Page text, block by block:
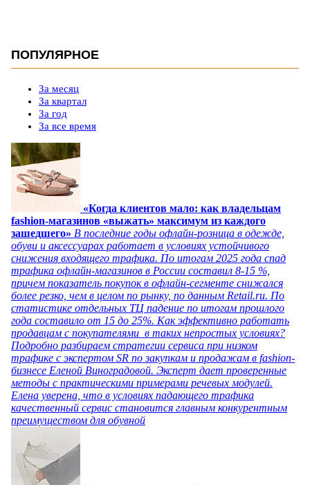
ПОПУЛЯРНОЕ
За месяц
За квартал
За год
За все время
«Когда клиентов мало: как владельцам
fashion-магазинов «выжать» максимум из каждого
зашедшего» В последние годы офлайн-розница в одежде,
обуви и аксессуарах работает в условиях устойчивого
снижения входящего трафика. По итогам 2025 года спад
трафика офлайн-магазинов в России составил 8-15 %,
причем показатель покупок в офлайн-сегменте снижался
более резко, чем в целом по рынку, по данным Retail.ru. По
статистике отдельных ТЦ падение по итогам прошлого
года составило от 15 до 25%. Как эффективно работать
продавцам с покупателями в таких непростых условиях?
Подробно разбираем стратегии сервиса при низком
трафике с экспертом SR по закупкам и продажам в fashion-
бизнесе Еленой Виноградовой. Эксперт дает проверенные
методы с практическими примерами речевых модулей.
Елена уверена, что в условиях падающего трафика
качественный сервис становится главным конкурентным
преимуществом для обувной